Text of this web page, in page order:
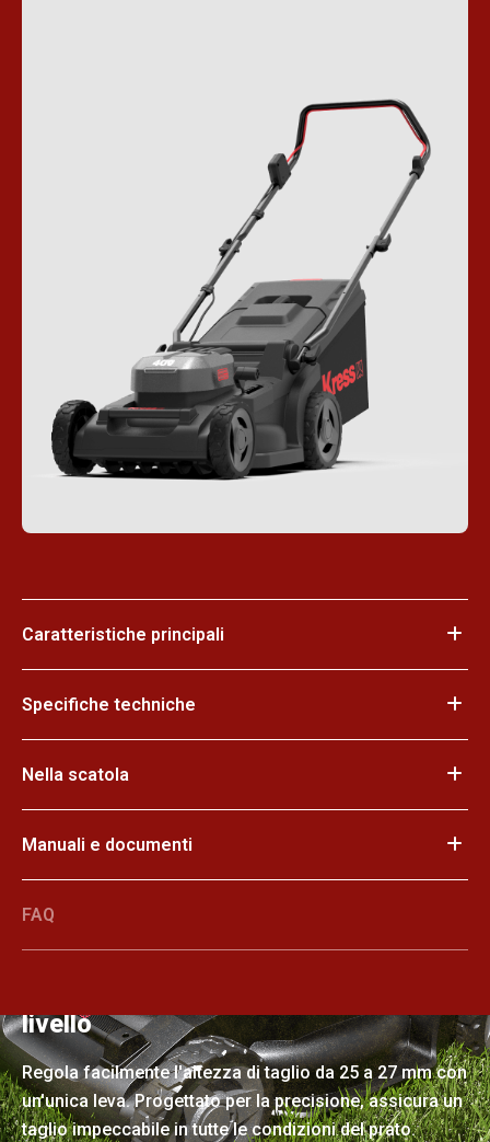
Caratteristiche principali
Specifiche techniche
Nella scatola
Manuali e documenti
FAQ
livello
Regola facilmente l'altezza di taglio da 25 a 27 mm con
un'unica leva. Progettato per la precisione, assicura un
taglio impeccabile in tutte le condizioni del prato.